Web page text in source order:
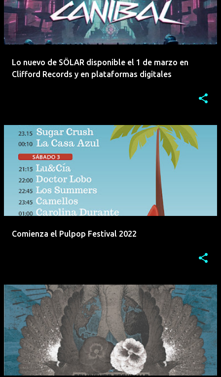
Lo nuevo de SÖLAR disponible el 1 de marzo en
Clifford Records y en plataformas digitales
Comienza el Pulpop Festival 2022